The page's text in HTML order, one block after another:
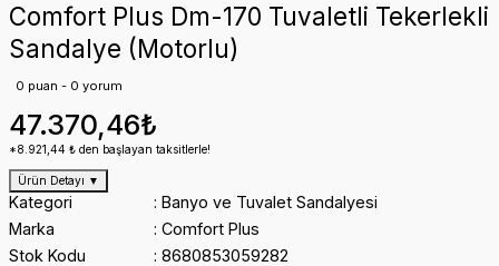
Comfort Plus Dm-170 Tuvaletli Tekerlekli
Sandalye (Motorlu)
0 puan - 0 yorum
47.370,46₺
*8.921,44 ₺ den başlayan taksitlerle!
Ürün Detayı ▼
Kategori
Banyo ve Tuvalet Sandalyesi
Marka
Comfort Plus
Stok Kodu
8680853059282